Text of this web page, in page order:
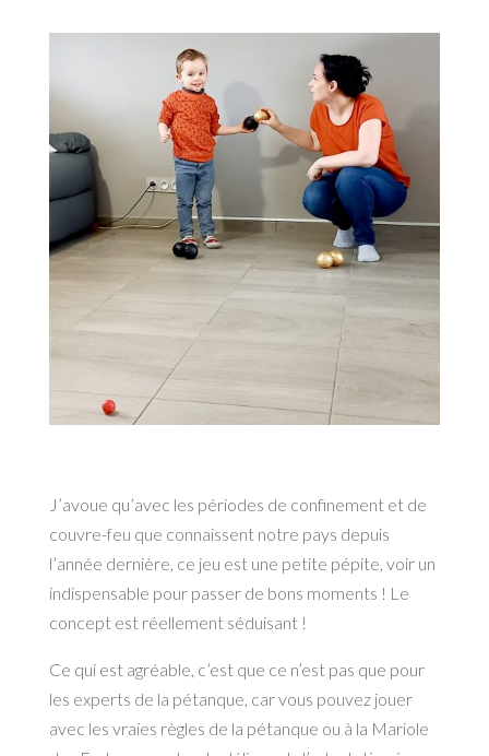
J’avoue qu’avec les périodes de confinement et de
couvre-feu que connaissent notre pays depuis
l’année dernière, ce jeu est une petite pépite, voir un
indispensable pour passer de bons moments ! Le
concept est réellement séduisant !
Ce qui est agréable, c’est que ce n’est pas que pour
les experts de la pétanque, car vous pouvez jouer
avec les vraies règles de la pétanque ou à la Mariole